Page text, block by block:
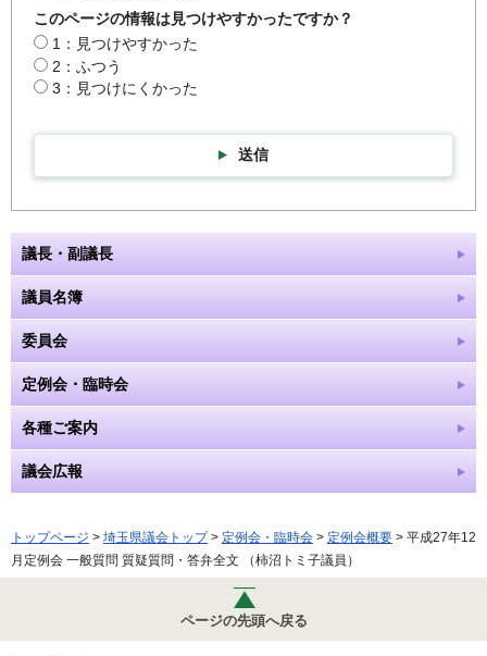
このページの情報は見つけやすかったですか？
1：見つけやすかった
2：ふつう
3：見つけにくかった
送信
議長・副議長
議員名簿
委員会
定例会・臨時会
各種ご案内
議会広報
トップページ > 埼玉県議会トップ> 定例会・臨時会 > 定例会概要 > 平成27年12
月定例会 一般質問 質疑質問・答弁全文 （柿沼トミ子議員）
ページの先頭へ戻る